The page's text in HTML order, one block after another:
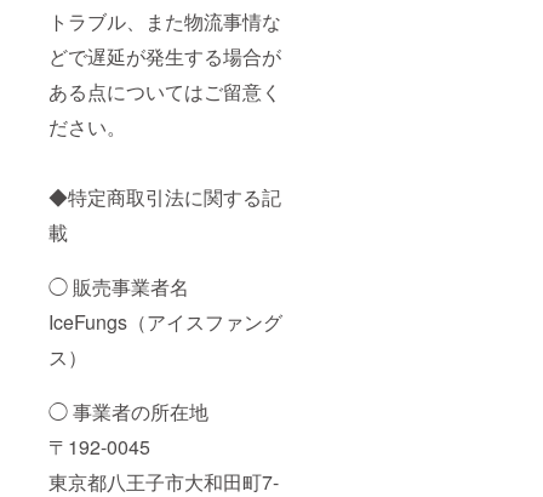
トラブル、また物流事情な
どで遅延が発生する場合が
ある点についてはご留意く
ださい。
◆特定商取引法に関する記
載
◯ 販売事業者名
IceFungs（アイスファング
ス）
◯ 事業者の所在地
〒192-0045
東京都八王子市大和田町7-